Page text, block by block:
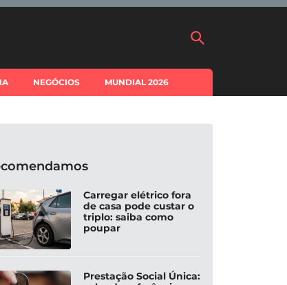
NEGÓCIOS MUNDIAL 2026
Carregar elétrico fora
de casa pode custar o
triplo: saiba como
poupar
Prestação Social Única: